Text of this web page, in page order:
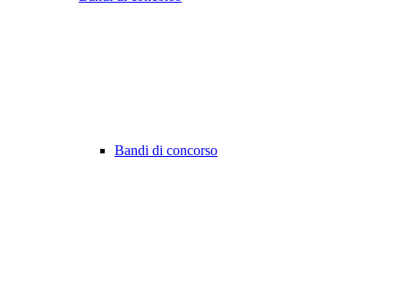
Bandi di concorso